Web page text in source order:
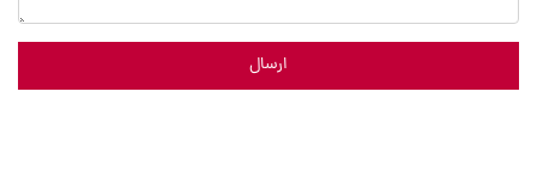
ارسال